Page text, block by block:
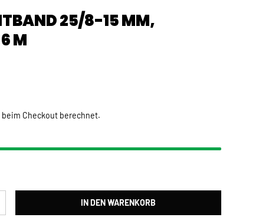
25/8-15 MM,
M
Checkout berechnet.
ERHÖHEN IN DEN WARENKORB